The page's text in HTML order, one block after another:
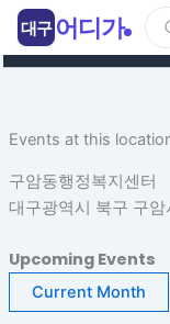
츠
너
뛰
Events at this
구암동행정복지센터
대구광역시 북구 구
Upcoming Events
Current Month
대구 어디가